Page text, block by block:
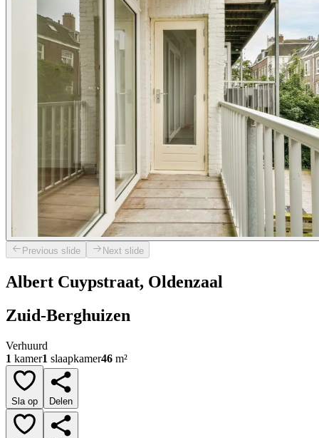
Previous slide Next slide
Albert Cuypstraat, Oldenzaal
Zuid-Berghuizen
Verhuurd
1 kamer1 slaapkamer46 m²
Sla op Delen